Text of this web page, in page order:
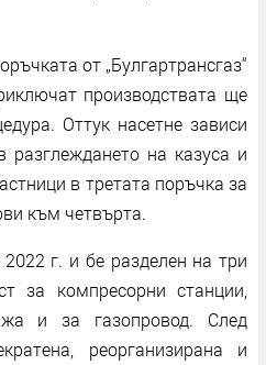
от „Булгартрансгаз“
производствата ще
Оттук насетне зависи
на казуса и
в третата поръчка за
към четвърта.
г. и бе разделен на три
за компресорни станции,
и за газопровод. След
реорганизирана и